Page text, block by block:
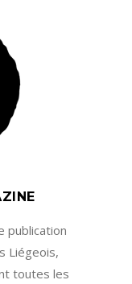
publication
Liégeois,
toutes les